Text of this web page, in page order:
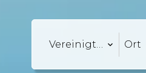
Ort